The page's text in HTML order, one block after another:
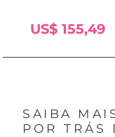
US$ 155,49
SAIBA
POR TRÁS